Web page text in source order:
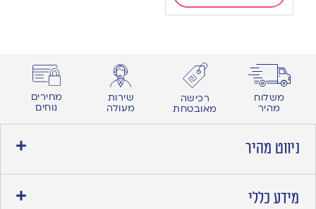
משלוח
מהיר
רכישה
מאובטחת
שירות
מעולה
מחירים
נוחים
ניווט מהיר
מידע כללי